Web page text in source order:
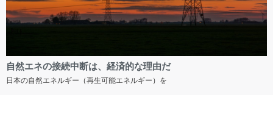
自然エネの接続中断は、経済的な理由だ
日本の自然エネルギー（再生可能エネルギー）を